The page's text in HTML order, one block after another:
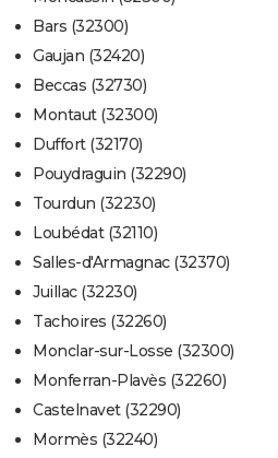
Bars (32300)
Gaujan (32420)
Beccas (32730)
Montaut (32300)
Duffort (32170)
Pouydraguin (32290)
Tourdun (32230)
Loubédat (32110)
Salles-d'Armagnac (32370)
Juillac (32230)
Tachoires (32260)
Monclar-sur-Losse (32300)
Monferran-Plavès (32260)
Castelnavet (32290)
Mormès (32240)